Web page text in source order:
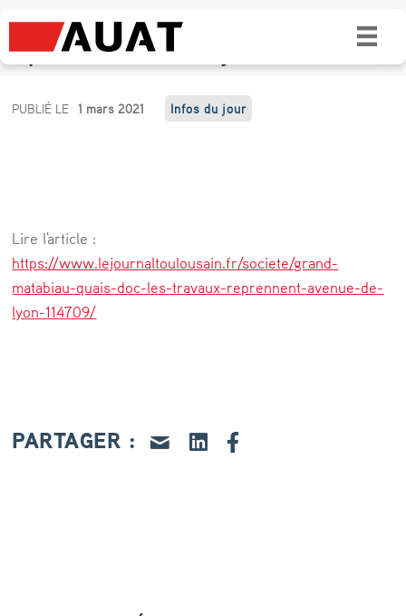
Grand Matabiau, quais d’Oc : les travaux
reprennent avenue de Lyon
G
d
M
a
t
a
PUBLIÉ LE 1 mars 2021 Infos du jour
Lire l'article :
https://www.lejournaltoulousain.fr/societe/grand-
matabiau-quais-doc-les-travaux-reprennent-avenue-de-
lyon-114709/
PARTAGER :